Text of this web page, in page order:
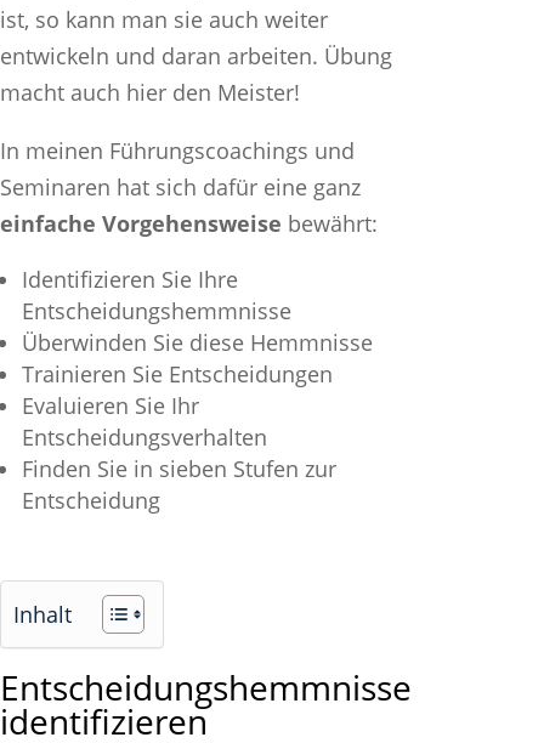
ist, so kann man sie auch weiter
entwickeln und daran arbeiten. Übung
macht auch hier den Meister!
In meinen Führungscoachings und
Seminaren hat sich dafür eine ganz
einfache Vorgehensweise bewährt:
Identifizieren Sie Ihre
Entscheidungshemmnisse
Überwinden Sie diese Hemmnisse
Trainieren Sie Entscheidungen
Evaluieren Sie Ihr
Entscheidungsverhalten
Finden Sie in sieben Stufen zur
Entscheidung
Inhalt
Entscheidungshemmnisse
identifizieren